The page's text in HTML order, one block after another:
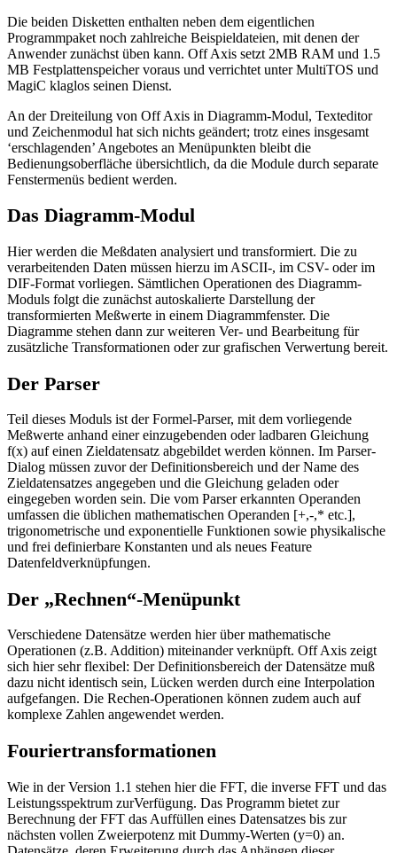
Die beiden Disketten enthalten neben dem eigentlichen
Programmpaket noch zahlreiche Beispieldateien, mit denen der
Anwender zunächst üben kann. Off Axis setzt 2MB RAM und 1.5
MB Festplattenspeicher voraus und verrichtet unter MultiTOS und
MagiC klaglos seinen Dienst.
An der Dreiteilung von Off Axis in Diagramm-Modul, Texteditor
und Zeichenmodul hat sich nichts geändert; trotz eines insgesamt
‘erschlagenden’ Angebotes an Menüpunkten bleibt die
Bedienungsoberfläche übersichtlich, da die Module durch separate
Fenstermenüs bedient werden.
Das Diagramm-Modul
Hier werden die Meßdaten analysiert und transformiert. Die zu
verarbeitenden Daten müssen hierzu im ASCII-, im CSV- oder im
DIF-Format vorliegen. Sämtlichen Operationen des Diagramm-
Moduls folgt die zunächst autoskalierte Darstellung der
transformierten Meßwerte in einem Diagrammfenster. Die
Diagramme stehen dann zur weiteren Ver- und Bearbeitung für
zusätzliche Transformationen oder zur grafischen Verwertung bereit.
Der Parser
Teil dieses Moduls ist der Formel-Parser, mit dem vorliegende
Meßwerte anhand einer einzugebenden oder ladbaren Gleichung
f(x) auf einen Zieldatensatz abgebildet werden können. Im Parser-
Dialog müssen zuvor der Definitionsbereich und der Name des
Zieldatensatzes angegeben und die Gleichung geladen oder
eingegeben worden sein. Die vom Parser erkannten Operanden
umfassen die üblichen mathematischen Operanden [+,-,* etc.],
trigonometrische und exponentielle Funktionen sowie physikalische
und frei definierbare Konstanten und als neues Feature
Datenfeldverknüpfungen.
Der „Rechnen“-Menüpunkt
Verschiedene Datensätze werden hier über mathematische
Operationen (z.B. Addition) miteinander verknüpft. Off Axis zeigt
sich hier sehr flexibel: Der Definitionsbereich der Datensätze muß
dazu nicht identisch sein, Lücken werden durch eine Interpolation
aufgefangen. Die Rechen-Operationen können zudem auch auf
komplexe Zahlen angewendet werden.
Fouriertransformationen
Wie in der Version 1.1 stehen hier die FFT, die inverse FFT und das
Leistungsspektrum zurVerfügung. Das Programm bietet zur
Berechnung der FFT das Auffüllen eines Datensatzes bis zur
nächsten vollen Zweierpotenz mit Dummy-Werten (y=0) an.